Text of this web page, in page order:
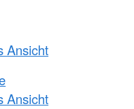
Ansicht
Ansicht